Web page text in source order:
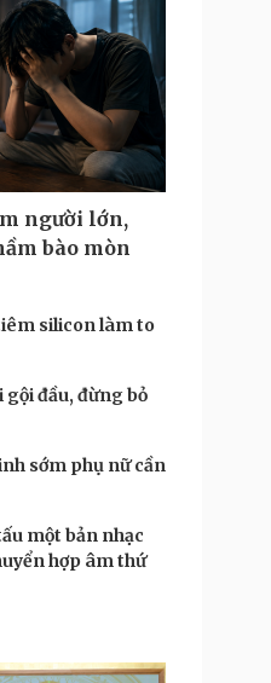
nghệ
điệu
nghệ
đổi số
đêm khuya
tình yêu
cho bé
người lớn,
bào mòn
silicon làm to
đầu, đừng bỏ
sớm phụ nữ cần
một bản nhạc
hợp âm thứ